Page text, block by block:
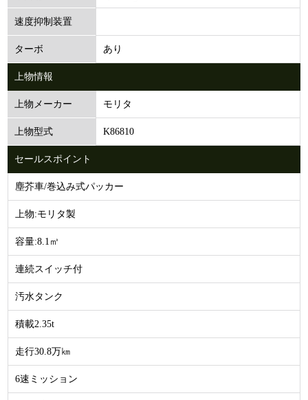
速度抑制装置
ターボ あり
上物情報
上物メーカー モリタ
上物型式 K86810
セールスポイント
塵芥車/巻込み式パッカー
上物:モリタ製
容量:8.1㎥
連続スイッチ付
汚水タンク
積載2.35t
走行30.8万㎞
6速ミッション